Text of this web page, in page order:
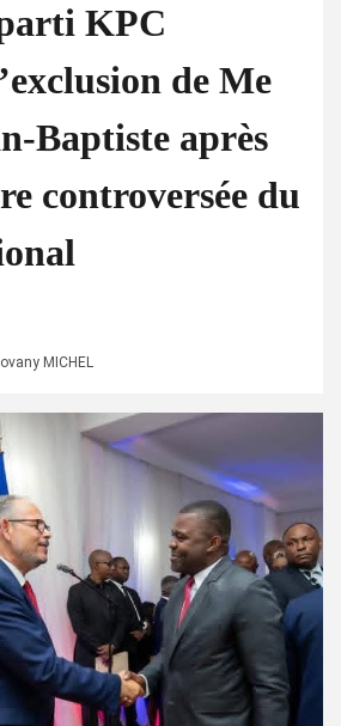
KPC
de Me
Baptiste après
controversée du
MICHEL